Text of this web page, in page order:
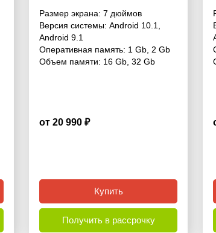
Размер экрана: 7 дюймов
Версия системы: Android 10.1
Android 9.1
Оперативная память: 1 Gb 2 Gb
Объем памяти: 16 Gb 32 Gb
от 20 990 ₽
Купить
Получить в рассрочку